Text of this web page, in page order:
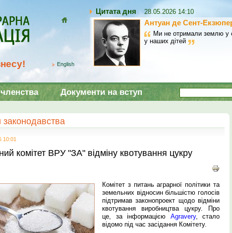
English
Цитата дня 28.05.2026 14:10
Антуан де Сент-
Ми не отримали землю у
у наших дітей
Документи на вступ
10:01
комітет ВРУ "ЗА" відміну квотування цукру
Комітет з питань аграрної політики та
земельних відносин більшістю голосів
підтримав законопроект щодо відміни
квотування виробництва цукру. Про
це, за інформацією Agravery, стало
відомо під час засідання Комітету.